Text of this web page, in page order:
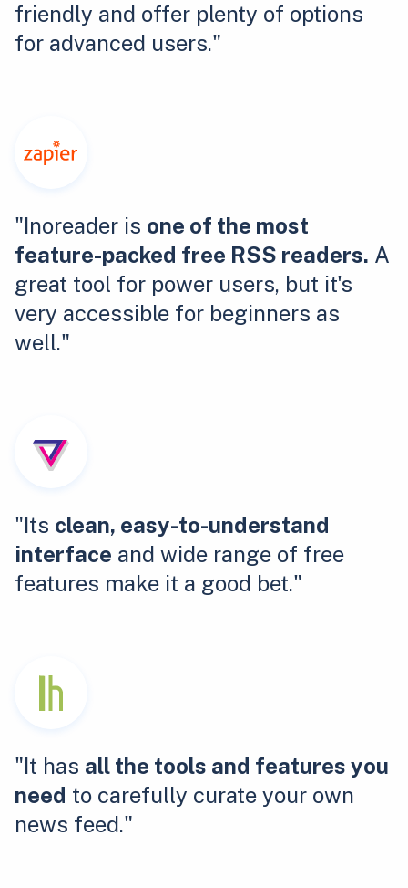
friendly and offer plenty of options
for advanced users."
"Inoreader is one of the most
feature-packed free RSS readers. A
great tool for power users, but it's
very accessible for beginners as
well."
"Its clean, easy-to-understand
interface and wide range of free
features make it a good bet."
"It has all the tools and features you
need to carefully curate your own
news feed."